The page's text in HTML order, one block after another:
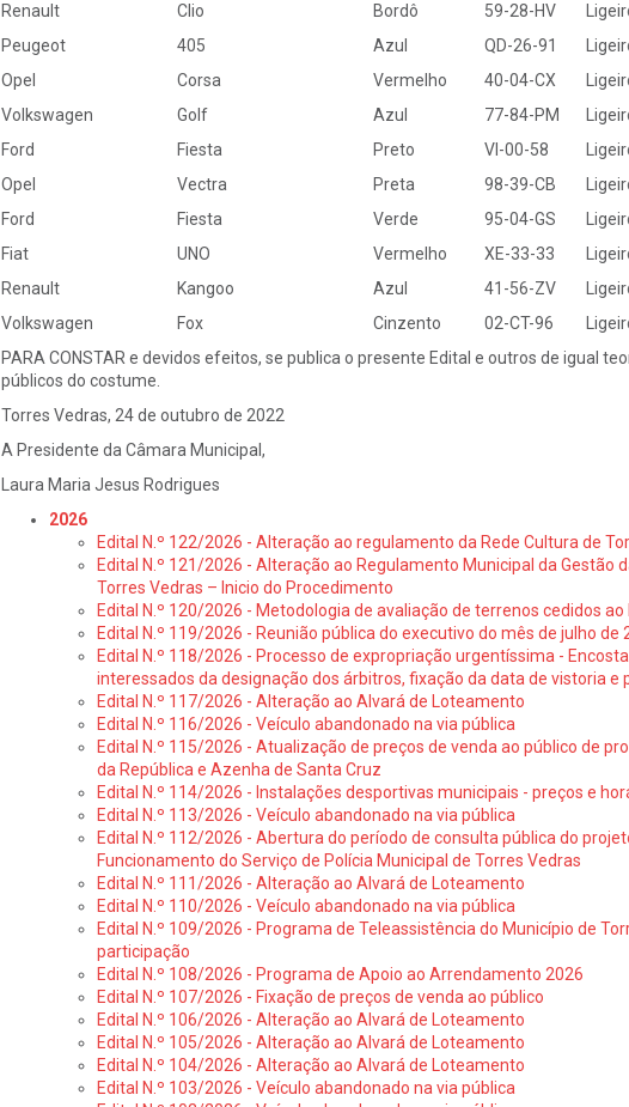
Renault
Clio Bordô 59-28-HV
Peugeot
405 Azul QD-26-91
Opel
Corsa Vermelho 40-04-CX
Volkswagen
Golf Azul 77-84-PM
Ford
Fiesta Preto VI-00-58
Opel
Vectra Preta 98-39-CB
Ford
Fiesta Verde 95-04-GS
Fiat
UNO Vermelho XE-33-33
Renault
Kangoo Azul 41-56-ZV
Volkswagen
Fox Cinzento 02-CT-96
PARA CONSTAR e devidos efeitos, se publica o presente Edital e outros de igual
públicos do costume.
Torres Vedras, 24 de outubro de 2022
A Presidente da Câmara Municipal,
Laura Maria Jesus Rodrigues
2026
Edital N.º 122/2026 - Alteração ao regulamento da Rede Cultura de
Edital N.º 121/2026 - Alteração ao Regulamento Municipal da Gestão
Torres Vedras – Inicio do Procedimento
Edital N.º 120/2026 - Metodologia de avaliação de terrenos cedidos ao
Edital N.º 119/2026 - Reunião pública do executivo do mês de julho de
Edital N.º 118/2026 - Processo de expropriação urgentíssima -
interessados da designação dos árbitros, fixação da data de vistoria
Edital N.º 117/2026 - Alteração ao Alvará de Loteamento
Edital N.º 116/2026 - Veículo abandonado na via pública
Edital N.º 115/2026 - Atualização de preços de venda ao público de
da República e Azenha de Santa Cruz
Edital N.º 114/2026 - Instalações desportivas municipais - preços e
Edital N.º 113/2026 - Veículo abandonado na via pública
Edital N.º 112/2026 - Abertura do período de consulta pública do
Funcionamento do Serviço de Polícia Municipal de Torres Vedras
Edital N.º 111/2026 - Alteração ao Alvará de Loteamento
Edital N.º 110/2026 - Veículo abandonado na via pública
Edital N.º 109/2026 - Programa de Teleassistência do Município de
participação
Edital N.º 108/2026 - Programa de Apoio ao Arrendamento 2026
Edital N.º 107/2026 - Fixação de preços de venda ao público
Edital N.º 106/2026 - Alteração ao Alvará de Loteamento
Edital N.º 105/2026 - Alteração ao Alvará de Loteamento
Edital N.º 104/2026 - Alteração ao Alvará de Loteamento
Edital N.º 103/2026 - Veículo abandonado na via pública